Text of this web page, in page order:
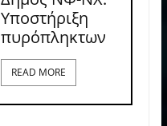
Υποστήριξη
πυρόπληκτων
READ MORE